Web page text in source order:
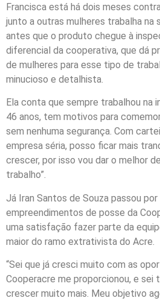
Francisca está há dois meses
junto a outras mulheres trabalha na
antes que o produto chegue à
diferencial da cooperativa, que dá
de mulheres para esse tipo de
minucioso e detalhista.
Ela conta que sempre trabalhou na
46 anos, tem motivos para
sem nenhuma segurança. Com
empresa séria, posso ficar mais
crescer, por isso vou dar o melhor
trabalho”.
Já Iran Santos de Souza passou
empreendimentos de posse da
uma satisfação fazer parte da
maior do ramo extrativista do Acre.
“Sei que já cresci muito com as
Cooperacre me proporcionou, e sei
crescer muito mais. Meu objetivo